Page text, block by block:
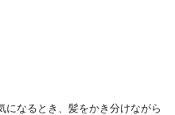
になるとき、髪をかき分けながら